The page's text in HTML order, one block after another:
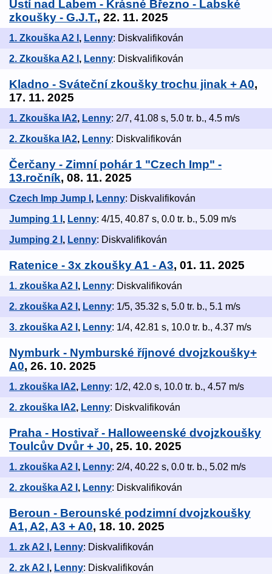
Ústí nad Labem - Krásné Březno - Labské
zkoušky - G.J.T., 22. 11. 2025
1. Zkouška A2 I , Lenny: Diskvalifikován
2. Zkouška A2 I , Lenny: Diskvalifikován
Kladno - Sváteční zkoušky trochu jinak + A0,
17. 11. 2025
1. Zkouška IA2, Lenny: 2/7, 41.08 s, 5.0 tr. b., 4.5 m/s
2. Zkouška IA2, Lenny: Diskvalifikován
Čerčany - Zimní pohár 1 "Czech Imp" -
13.ročník, 08. 11. 2025
Czech Imp Jump I , Lenny: Diskvalifikován
Jumping 1 I , Lenny: 4/15, 40.87 s, 0.0 tr. b., 5.09 m/s
Jumping 2 I , Lenny: Diskvalifikován
Ratenice - 3x zkoušky A1 - A3, 01. 11. 2025
1. zkouška A2 I , Lenny: Diskvalifikován
2. zkouška A2 I , Lenny: 1/5, 35.32 s, 5.0 tr. b., 5.1 m/s
3. zkouška A2 I , Lenny: 1/4, 42.81 s, 10.0 tr. b., 4.37 m/s
Nymburk - Nymburské říjnové dvojzkoušky+
A0, 26. 10. 2025
1. zkouška IA2, Lenny: 1/2, 42.0 s, 10.0 tr. b., 4.57 m/s
2. zkouška IA2, Lenny: Diskvalifikován
Praha - Hostivař - Halloweenské dvojzkoušky
Toulcův Dvůr + J0, 25. 10. 2025
1. zkouška A2 I , Lenny: 2/4, 40.22 s, 0.0 tr. b., 5.02 m/s
2. zkouška A2 I , Lenny: Diskvalifikován
Beroun - Berounské podzimní dvojzkoušky
A1, A2, A3 + A0, 18. 10. 2025
1. zk A2 I , Lenny: Diskvalifikován
2. zk A2 I , Lenny: Diskvalifikován